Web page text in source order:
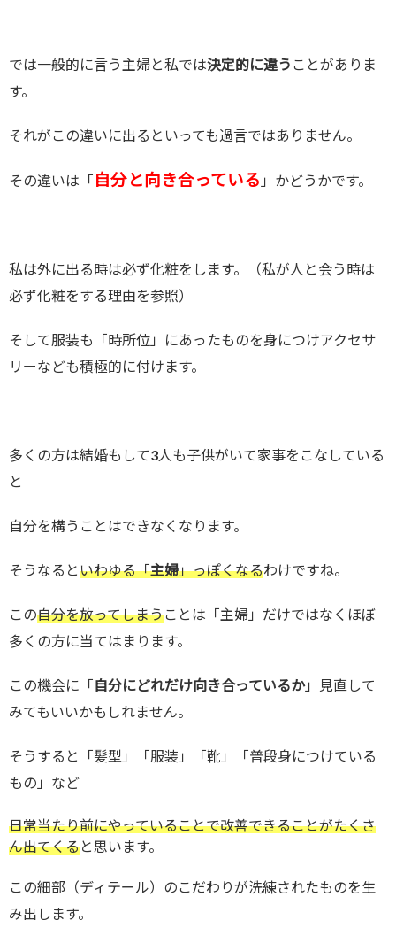
では一般的に言う主婦と私では決定的に違う ことがありま
す。
それがこの違いに出るといっても過言ではありません。
その違いは「 自分と向き合っている 」かどうかです。
私は外に出る時は必ず化粧をします。（私が人と会う時は
必ず化粧をする理由を参照）
そして服装も「時所位」にあったものを身につけアクセサ
リーなども積極的に付けます。
多くの方は結婚もして3人も子供がいて家事をこなしている
と
自分を構うことはできなくなります。
そうなるといわゆる「主婦」っぽくなるわけですね。
この自分を放ってしまうことは「主婦」だけではなくほぼ
多くの方に当てはまります。
この機会に「自分にどれだけ向き合っているか」見直して
みてもいいかもしれません。
そうすると「髪型」「服装」「靴」「普段身につけている
もの」など
日常当たり前にやっていることで改善できることがたくさ
ん出てくると思います。
この細部（ディテール）のこだわりが洗練されたものを生
み出します。